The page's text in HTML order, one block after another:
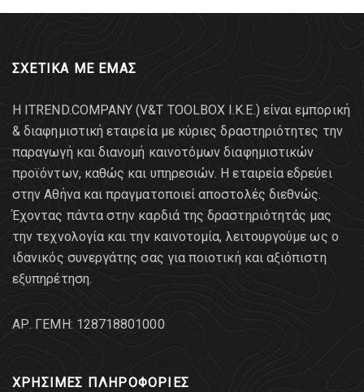
ΣΧΕΤΙΚΑ ΜΕ ΕΜΑΣ
Η ITREND.COMPANY (V&T TOOLBOX Ι.Κ.Ε.) είναι εμπορική
& διαφημιστική εταιρεία με κύριες δραστηριότητες την
παραγωγή και διανομή καινοτόμων διαφημιστικών
προϊόντων, καθώς και υπηρεσιών. Η εταιρεία εδρεύει
στην Αθήνα και πραγματοποιεί αποστολές διεθνώς.
Έχοντας πάντα στην καρδιά της δραστηριότητάς μας
την τεχνολογία και την καινοτομία, λειτουργούμε ως ο
ιδανικός συνεργάτης σας για ποιοτική και αξιόπιστη
εξυπηρέτηση.
AΡ. ΓΕΜΗ: 128718801000
ΧΡΗΣΙΜΕΣ ΠΛΗΡΟΦΟΡΙΕΣ